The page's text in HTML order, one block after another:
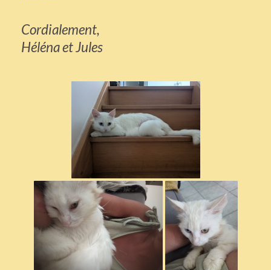
Cordialement,
Héléna et Jules